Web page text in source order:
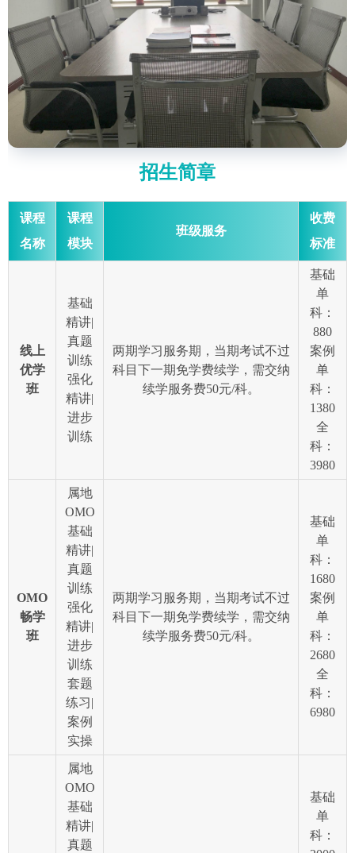
招生简章
课程
名称
课程
模块
班级服务
收费
标准
线上
优学
班
基础
精讲|
真题
训练
强化
精讲|
进步
训练
两期学习服务期，当期考试不过
科目下一期免学费续学，需交纳
续学服务费50元/科。
基础
单
科：
880
案例
单
科：
1380
全
科：
3980
OMO
畅学
班
属地
OMO
基础
精讲|
真题
训练
强化
精讲|
进步
训练
套题
练习|
案例
实操
两期学习服务期，当期考试不过
科目下一期免学费续学，需交纳
续学服务费50元/科。
基础
单
科：
1680
案例
单
科：
2680
全
科：
6980
属地
OMO
基础
精讲|
真题
基础
单
科：